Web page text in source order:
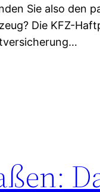
Sie also den
Die KFZ-